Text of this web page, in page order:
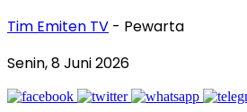
Tim Emiten TV - Pewarta
Senin, 8 Juni 2026